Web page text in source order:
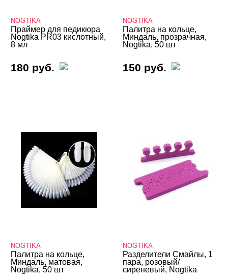
NOGTIKA
Праймер для педикюра
Nogtika PR03 кислотный,
8 мл
180 руб.
NOGTIKA
Палитра на кольце,
Миндаль, прозрачная,
Nogtika, 50 шт
150 руб.
NOGTIKA
Палитра на кольце,
Миндаль, матовая,
Nogtika, 50 шт
NOGTIKA
Разделители Смайлы, 1
пара, розовый/
сиреневый, Nogtika